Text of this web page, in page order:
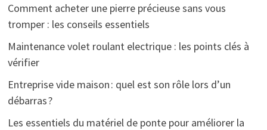
Comment acheter une pierre précieuse sans vous
tromper : les conseils essentiels
Maintenance volet roulant electrique : les points clés à
vérifier
Entreprise vide maison : quel est son rôle lors d’un
débarras ?
Les essentiels du matériel de ponte pour améliorer la